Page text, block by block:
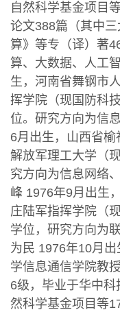
自然科学基金项目
论文388篇（其中
算》等专（译）著
算、大数据、人工
生，河南省舞钢市
挥学院（现国防科
位。研究方向为信
6月出生，山西省
解放军理工大学（
究方向为信息网络
峰 1976年9月出生
庄陆军指挥学院（
学位，研究方向为
为民 1976年10月
学信息通信学院教
6级，毕业于华中科
然科学基金项目等